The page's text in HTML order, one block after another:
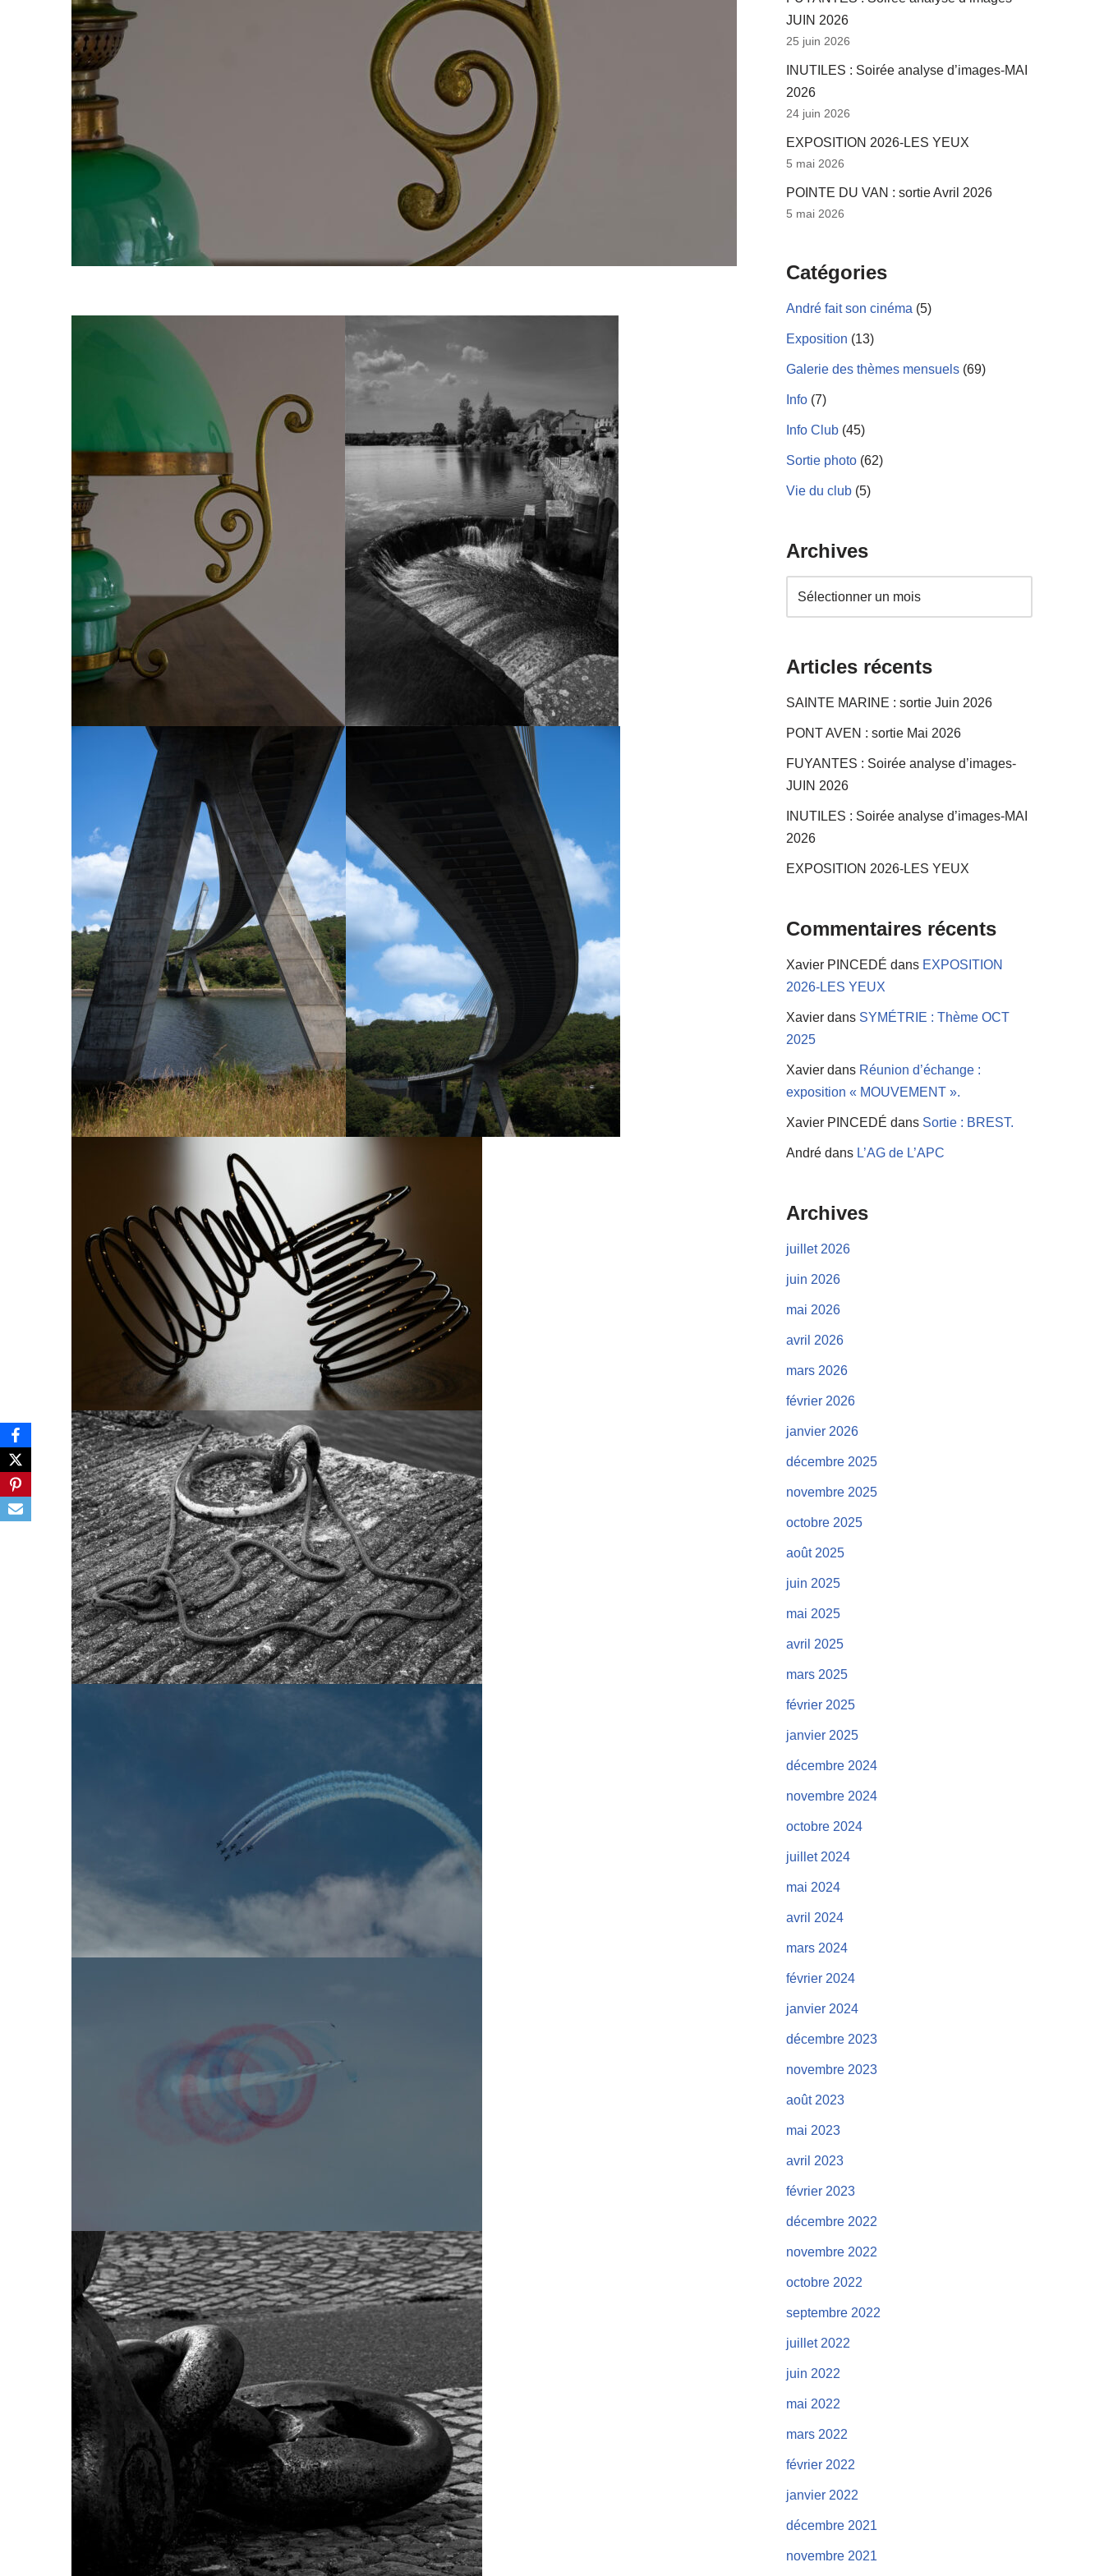
JUIN 2026
25 juin 2026
INUTILES : Soirée analyse d’images-MAI
2026
24 juin 2026
EXPOSITION 2026-LES YEUX
5 mai 2026
POINTE DU VAN : sortie Avril 2026
5 mai 2026
Catégories
André fait son cinéma (5)
Exposition (13)
Galerie des thèmes mensuels (69)
Info (7)
Info Club (45)
Sortie photo (62)
Vie du club (5)
Archives
Articles récents
SAINTE MARINE : sortie Juin 2026
PONT AVEN : sortie Mai 2026
FUYANTES : Soirée analyse d’images-
JUIN 2026
INUTILES : Soirée analyse d’images-MAI
2026
EXPOSITION 2026-LES YEUX
Commentaires récents
Xavier PINCEDÉ dans EXPOSITION
2026-LES YEUX
Xavier dans SYMÉTRIE : Thème OCT
2025
Xavier dans Réunion d’échange :
exposition « MOUVEMENT ».
Xavier PINCEDÉ dans Sortie : BREST.
André dans L’AG de L’APC
Archives
juillet 2026
juin 2026
mai 2026
avril 2026
mars 2026
février 2026
janvier 2026
décembre 2025
novembre 2025
octobre 2025
août 2025
juin 2025
mai 2025
avril 2025
mars 2025
février 2025
janvier 2025
décembre 2024
novembre 2024
octobre 2024
juillet 2024
mai 2024
avril 2024
mars 2024
février 2024
janvier 2024
décembre 2023
novembre 2023
août 2023
mai 2023
avril 2023
février 2023
décembre 2022
novembre 2022
octobre 2022
septembre 2022
juillet 2022
juin 2022
mai 2022
mars 2022
février 2022
janvier 2022
décembre 2021
novembre 2021